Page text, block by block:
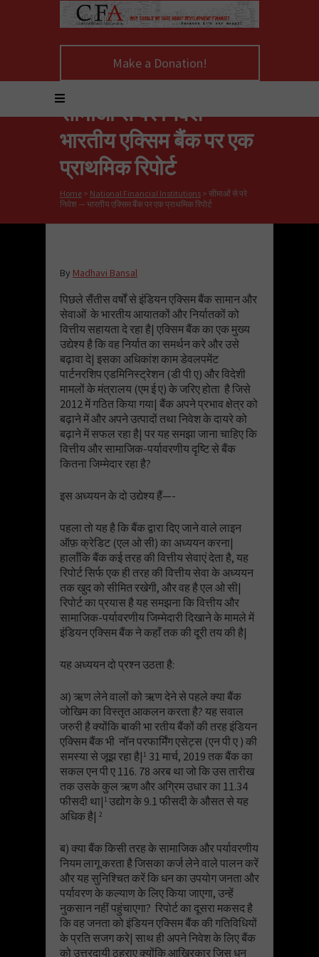
Make a Donation!
सीमाओं से परे निवेश —
भारतीय एक्सिम बैंक पर एक
प्राथमिक रिपोर्ट
Home > National Financial Institutions > सीमाओं से परे
निवेश — भारतीय एक्सिम बैंक पर एक प्राथमिक रिपोर्ट
By Madhavi Bansal
पिछले सैंतीस वर्षों से इंडियन एक्सिम बैंक सामान और
सेवाओं के भारतीय आयातकों और निर्यातकों को
वित्तीय सहायता दे रहा है| एक्सिम बैंक का एक मुख्य
उद्येश्य है कि वह निर्यात का समर्थन करे और उसे
बढ़ावा दे| इसका अधिकांश काम डेवलपमेंट
पार्टनरशिप एडमिनिस्ट्रेशन (डी पी ए) और विदेशी
मामलों के मंत्रालय (एम ई ए) के जरिए होता है जिसे
2012 में गठित किया गया| बैंक अपने प्रभाव क्षेत्र को
बढ़ाने में और अपने उत्पादों तथा निवेश के दायरे को
बढ़ाने में सफल रहा है| पर यह समझा जाना चाहिए कि
वित्तीय और सामाजिक-पर्यावरणीय दृष्टि से बैंक
कितना जिम्मेदार रहा है?
इस अध्ययन के दो उद्येश्य हैं—-
पहला तो यह है कि बैंक द्वारा दिए जाने वाले लाइन
ऑफ़ क्रेडिट (एल ओ सी) का अध्ययन करना|
हालाँकि बैंक कई तरह की वित्तीय सेवाएं देता है, यह
रिपोर्ट सिर्फ एक ही तरह की वित्तीय सेवा के अध्ययन
तक खुद को सीमित रखेगी, और वह है एल ओ सी|
रिपोर्ट का प्रयास है यह समझना कि वित्तीय और
सामाजिक-पर्यावरणीय जिम्मेदारी दिखाने के मामले में
इंडियन एक्सिम बैंक ने कहाँ तक की दूरी तय की है|
यह अध्ययन दो प्रश्न उठता है:
अ) ऋण लेने वालों को ऋण देने से पहले क्या बैंक
जोखिम का विस्तृत आकलन करता है? यह सवाल
जरुरी है क्योंकि बाकी भा रतीय बैंकों की तरह इंडियन
एक्सिम बैंक भी नॉन परफार्मिंग एसेट्स (एन पी ए ) की
समस्या से जूझ रहा है| 1 31 मार्च, 2019 तक बैंक का
सकल एन पी ए 116. 78 अरब था जो कि उस तारीख
तक उसके कुल ऋण और अग्रिम उधार का 11.34
फीसदी था| 1 उद्योग के 9.1 फीसदी के औसत से यह
अधिक है| 2
ब) क्या बैंक किसी तरह के सामाजिक और पर्यावरणीय
नियम लागू करता है जिसका कर्ज लेने वाले पालन करें
और यह सुनिश्चित करें कि धन का उपयोग जनता और
पर्यावरण के कल्याण के लिए किया जाएगा, उन्हें
नुकसान नहीं पहुंचाएगा? रिपोर्ट का दूसरा मकसद है
कि वह जनता को इंडियन एक्सिम बैंक की गतिविधियों
के प्रति सजग करे| साथ ही अपने निवेश के लिए बैंक
को उत्तरदायी ठहराए क्योंकि आखिरकार जिस धन